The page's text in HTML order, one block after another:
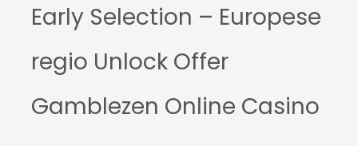
Early Selection – Europese
regio Unlock Offer
Gamblezen Online Casino